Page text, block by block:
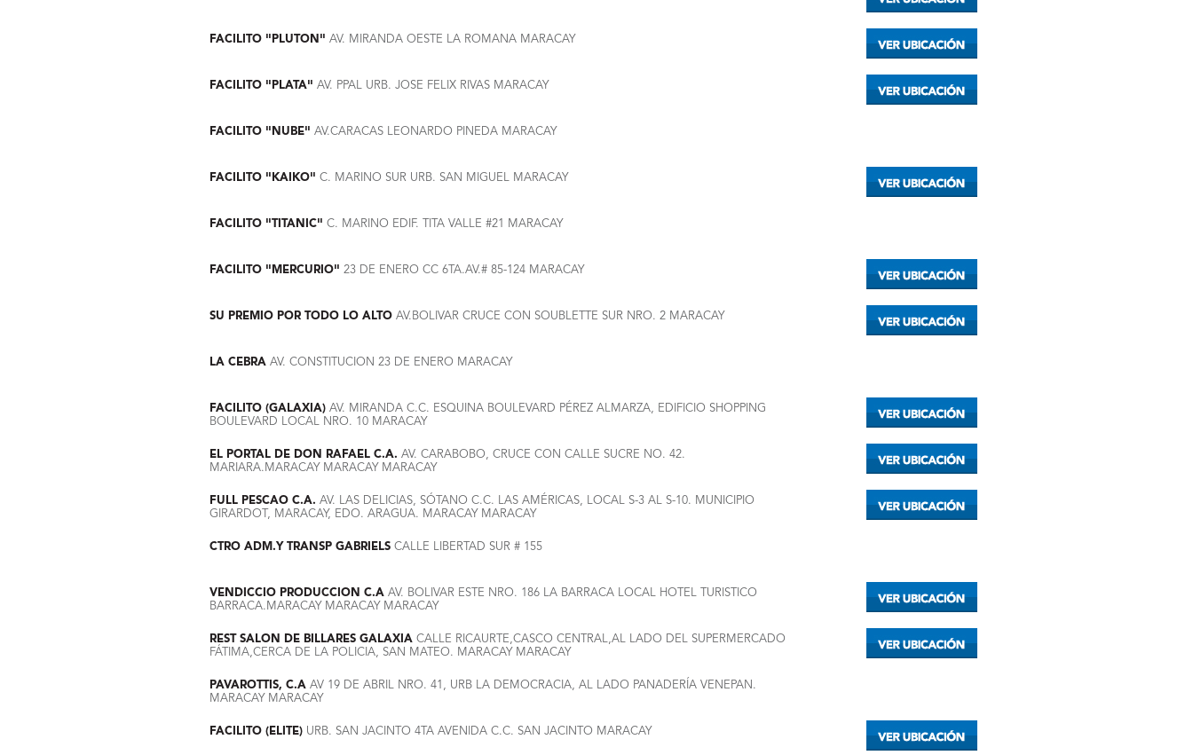
FACILITO "PLUTON" AV. MIRANDA OESTE LA ROMANA MARACAY
FACILITO "PLATA" AV. PPAL URB. JOSE FELIX RIVAS MARACAY
FACILITO "NUBE" AV.CARACAS LEONARDO PINEDA MARACAY
FACILITO "KAIKO" C. MARINO SUR URB. SAN MIGUEL MARACAY
FACILITO "TITANIC" C. MARINO EDIF. TITA VALLE #21 MARACAY
FACILITO "MERCURIO" 23 DE ENERO CC 6TA.AV.# 85-124 MARACAY
SU PREMIO POR TODO LO ALTO AV.BOLIVAR CRUCE CON SOUBLETTE SUR NRO. 2 MARACAY
LA CEBRA AV. CONSTITUCION 23 DE ENERO MARACAY
FACILITO (GALAXIA) AV. MIRANDA C.C. ESQUINA BOULEVARD PÉREZ ALMARZA, EDIFICIO SHOPPING
BOULEVARD LOCAL NRO. 10 MARACAY
EL PORTAL DE DON RAFAEL C.A. AV. CARABOBO, CRUCE CON CALLE SUCRE NO. 42.
MARIARA.MARACAY MARACAY MARACAY
FULL PESCAO C.A. AV. LAS DELICIAS, SÓTANO C.C. LAS AMÉRICAS, LOCAL S-3 AL S-10. MUNICIPIO
GIRARDOT, MARACAY, EDO. ARAGUA. MARACAY MARACAY
CTRO ADM.Y TRANSP GABRIELS CALLE LIBERTAD SUR # 155
VENDICCIO PRODUCCION C.A AV. BOLIVAR ESTE NRO. 186 LA BARRACA LOCAL HOTEL TURISTICO
BARRACA.MARACAY MARACAY MARACAY
REST SALON DE BILLARES GALAXIA CALLE RICAURTE,CASCO CENTRAL,AL LADO DEL SUPERMERCADO
FÁTIMA,CERCA DE LA POLICIA, SAN MATEO. MARACAY MARACAY
PAVAROTTIS, C.A AV 19 DE ABRIL NRO. 41, URB LA DEMOCRACIA, AL LADO PANADERÍA VENEPAN.
MARACAY MARACAY
FACILITO (ELITE) URB. SAN JACINTO 4TA AVENIDA C.C. SAN JACINTO MARACAY